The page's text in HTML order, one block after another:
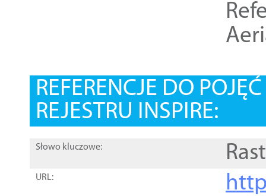
REFERENCJE DO
REJESTRU INSPIRE:
Słowo kluczowe:
URL: